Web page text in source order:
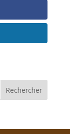
Rechercher